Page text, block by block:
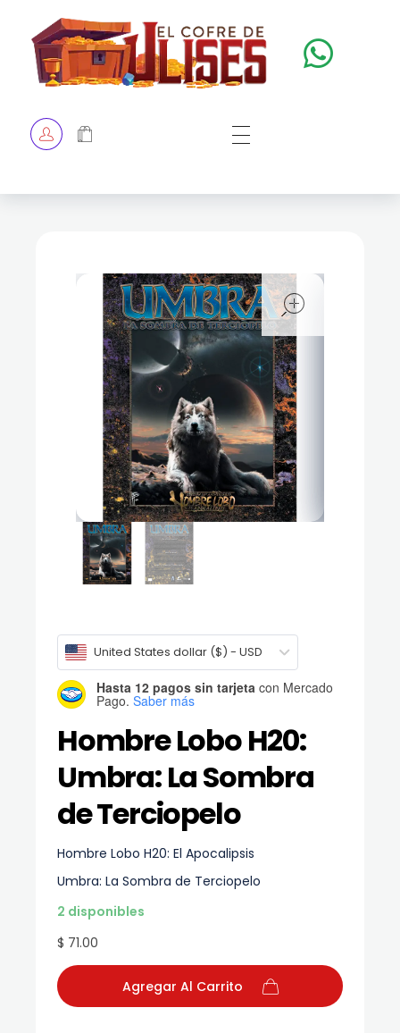
TIENDA
Hombre Lobo H20:
Umbra: La Sombra
de Terciopelo
$ 71.00
United States dollar ($) - USD
Hombre Lobo H20: El Apocalipsis
Umbra: La Sombra de Terciopelo
2 disponibles
Hasta 12 pagos sin tarjeta con Mercado
Pago. Saber más
Agregar Al Carrito